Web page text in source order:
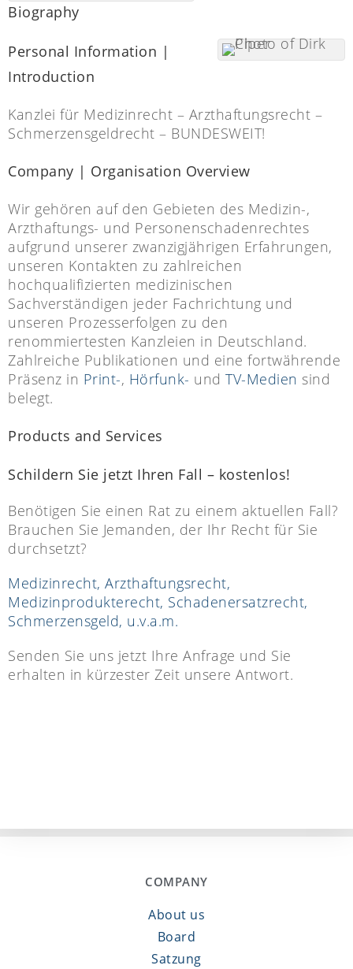
Biography
Personal Information |
Introduction
Kanzlei für Medizinrecht – Arzthaftungsrecht –
Schmerzensgeldrecht – BUNDESWEIT!
Company | Organisation Overview
Wir gehören auf den Gebieten des Medizin-,
Arzthaftungs- und Personenschadenrechtes
aufgrund unserer zwanzigjährigen Erfahrungen,
unseren Kontakten zu zahlreichen
hochqualifizierten medizinischen
Sachverständigen jeder Fachrichtung und
unseren Prozesserfolgen zu den
renommiertesten Kanzleien in Deutschland.
Zahlreiche Publikationen und eine fortwährende
Präsenz in Print-, Hörfunk- und TV-Medien sind
belegt.
Products and Services
Schildern Sie jetzt Ihren Fall – kostenlos!
Benötigen Sie einen Rat zu einem aktuellen Fall?
Brauchen Sie Jemanden, der Ihr Recht für Sie
durchsetzt?
Medizinrecht, Arzthaftungsrecht,
Medizinprodukterecht, Schadenersatzrecht,
Schmerzensgeld, u.v.a.m.
Senden Sie uns jetzt Ihre Anfrage und Sie
erhalten in kürzester Zeit unsere Antwort.
COMPANY
About us
Board
Satzung